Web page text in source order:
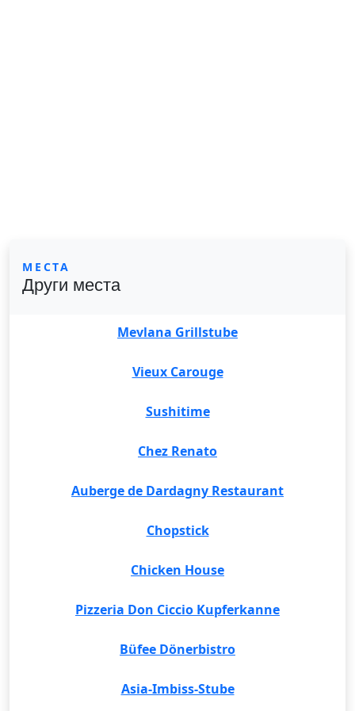
МЕСТА
Други места
Mevlana Grillstube
Vieux Carouge
Sushitime
Chez Renato
Auberge de Dardagny Restaurant
Chopstick
Chicken House
Pizzeria Don Ciccio Kupferkanne
Büfee Dönerbistro
Asia-Imbiss-Stube